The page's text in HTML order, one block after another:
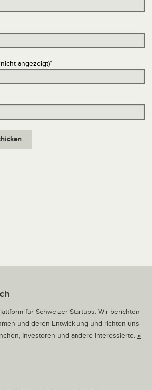
angezeigt)*
für Schweizer Startups. Wir berichten
und deren Entwicklung und richten uns
Investoren und andere Interessierte. »